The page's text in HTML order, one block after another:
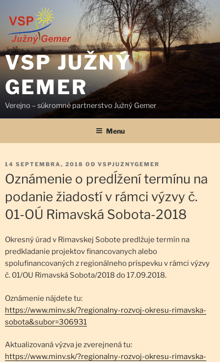
VSP JUŽNÝ
GEMER
Verejno – súkromné partnerstvo Južný Gemer
Menu
PUBLIKOVANÉ
14 SEPTEMBRA, 2018 OD VSPJUZNYGEMER
Oznámenie o predĺžení termínu na
podanie žiadostí v rámci výzvy č.
01-OÚ Rimavská Sobota-2018
Okresný úrad v Rimavskej Sobote predlžuje termín na
predkladanie projektov financovanych alebo
spolufinancovaných z regionálneho príspevku v rámci výzvy
č. 01/OU Rimavská Sobota/2018 do 17.09.2018.
Oznámenie nájdete tu:
https://www.minv.sk/?regionalny-rozvoj-okresu-rimavska-
sobota&subor=306931
Aktualizovaná výzva je zverejnená tu:
https://www.minv.sk/?regionalny-rozvoj-okresu-rimavska-